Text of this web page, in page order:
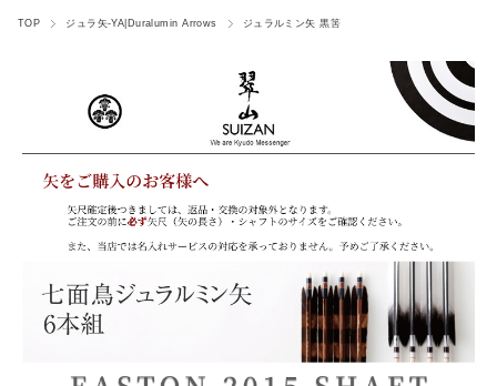
TOP ジュラ矢-YA|Duralumin Arrows ジュラルミン矢 黒筈